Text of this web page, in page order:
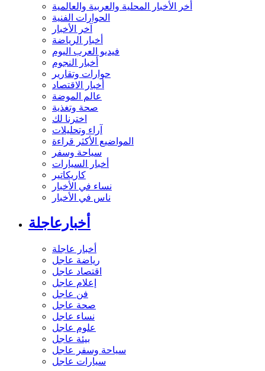
أخر الأخبار المحلية والعربية والعالمية
الحوارات الفنية
آخر الأخبار
أخبار الرياضة
فيديو العرب اليوم
أخبار النجوم
حوارات وتقارير
أخبار الاقتصاد
عالم الموضة
صحة وتغذية
اخترنا لك
آراء وتحليلات
المواضيع الأكثر قراءة
سياحة وسفر
أخبار السيارات
كاريكاتير
نساء في الأخبار
ناس في الأخبار
أخبارعاجلة
أخبار عاجلة
رياضة عاجل
اقتصاد عاجل
إعلام عاجل
فن عاجل
صحة عاجل
نساء عاجل
علوم عاجل
بيئة عاجل
سياحة وسفر عاجل
سيارات عاجل